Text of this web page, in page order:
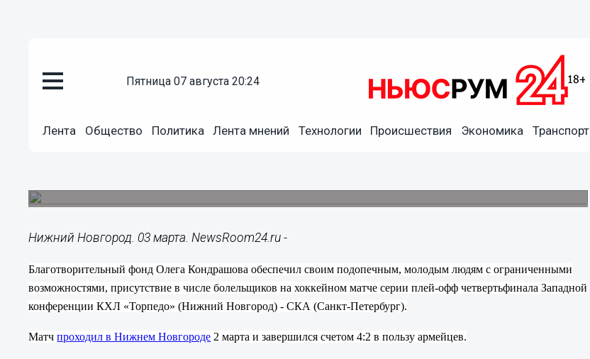
пятница 07 августа 20:24
Лента Общество Политика Лента мнений Технологии Происшествия Экономика Транспорт
Нижегородцы с ограниченными возможностями посетили
Нижний Новгород. 03 марта. NewsRoom24.ru -
Благотворительный фонд Олега Кондрашова обеспечил своим подопечным, молодым людям с ограниченными
возможностями, присутствие в числе болельщиков на хоккейном матче серии плей-офф четвертьфинала Западной
конференции КХЛ «Торпедо» (Нижний Новгород) - СКА (Санкт-Петербург).
Матчпроходил в Нижнем Новгороде 2 марта и завершился счетом 4:2 в пользу армейцев.